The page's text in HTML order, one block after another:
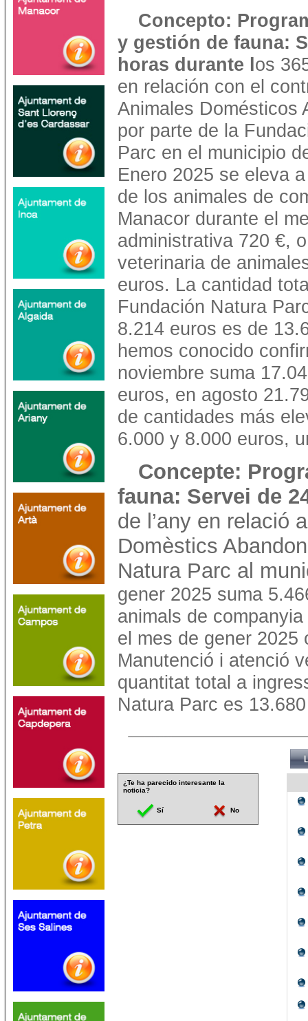
Concepto:
y gestión de fauna:
horas durante los
en relación con el
Animales Domésticos
por parte de la
Parc en el municipio
Enero 2025 se eleva
de los animales de
Manacor durante el
administrativa 720 €,
veterinaria de
euros. La cantidad
Fundación Natura
8.214 euros es de
hemos conocido
noviembre suma
euros, en agosto
de cantidades más
6.000 y 8.000 euros,
Concepte:
fauna: Servei de
de l’any en relació
Domèstics
Natura Parc al
gener 2025 suma
animals de
el mes de gener
Manutenció i atenció
quantitat total a
Natura Parc es
¿Te ha parecido interesante la
noticia?
Sí No